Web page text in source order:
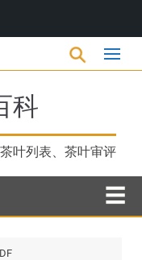
科
叶列表、茶叶审评